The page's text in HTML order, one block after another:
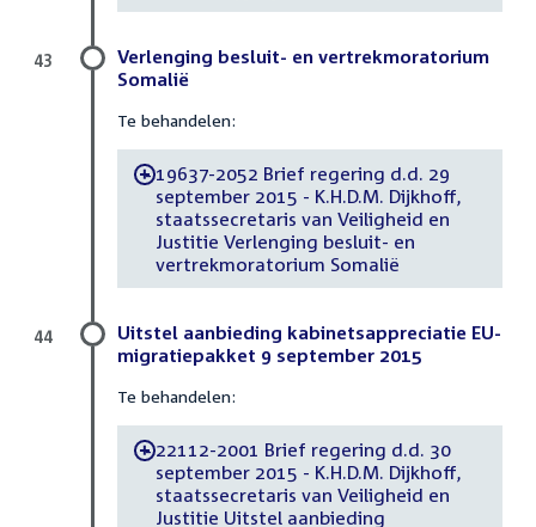
Verlenging besluit- en vertrekmoratorium
Somalië
Te behandelen:
-19637-2052 Brief regering d.d. 29
september 2015 - K.H.D.M. Dijkhoff,
staatssecretaris van Veiligheid en
Justitie Verlenging besluit- en
vertrekmoratorium Somalië
43
Uitstel aanbieding kabinetsappreciatie EU-
migratiepakket 9 september 2015
Te behandelen:
-22112-2001 Brief regering d.d. 30
september 2015 - K.H.D.M. Dijkhoff,
staatssecretaris van Veiligheid en
Justitie Uitstel aanbieding
44